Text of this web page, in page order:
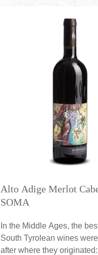
Alto Adige Merlot
SOMA
In the Middle Ages, the
South Tyrolean wines
after where they